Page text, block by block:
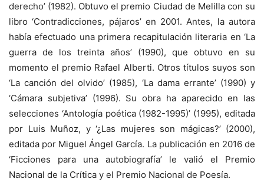
derecho’ (1982). Obtuvo el premio Ciudad de Melilla con su
libro ‘Contradicciones, pájaros’ en 2001. Antes, la autora
había efectuado una primera recapitulación literaria en ‘La
guerra de los treinta años’ (1990), que obtuvo en su
momento el premio Rafael Alberti. Otros títulos suyos son
‘La canción del olvido’ (1985), ‘La dama errante’ (1990) y
‘Cámara subjetiva’ (1996). Su obra ha aparecido en las
selecciones ‘Antología poética (1982-1995)’ (1995), editada
por Luis Muñoz, y ‘¿Las mujeres son mágicas?’ (2000),
editada por Miguel Ángel García. La publicación en 2016 de
‘Ficciones para una autobiografía’ le valió el Premio
Nacional de la Crítica y el Premio Nacional de Poesía.